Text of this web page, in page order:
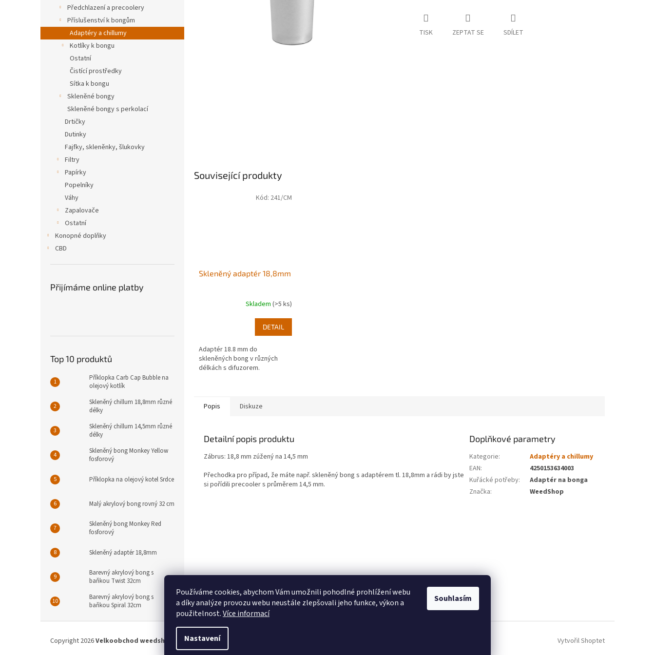
Používáme cookies, abychom Vám umožnili pohodlné prohlížení webu
a díky analýze provozu webu neustále zlepšovali jeho funkce, výkon a
použitelnost.Více informací
Nastavení
Souhlasím
l
Předchlazení a precoolery
Příslušenství k bongům
Adaptéry a chillumy
Kotlíky k bongu
Ostatní
Čistící prostředky
Sítka k bongu
Skleněné bongy
Skleněné bongy s perkolací
Drtičky
Dutinky
Fajfky, skleněnky, šlukovky
Filtry
Papírky
Popelníky
Váhy
Zapalovače
Ostatní
Konopné doplňky
CBD
Přijímáme online platby
Top 10 produktů
Příklopka Carb Cap Bubble na
olejový kotlík
Skleněný chillum 18,8mm různé
délky
Skleněný chillum 14,5mm různé
délky
Skleněný bong Monkey Yellow
fosforový
Příklopka na olejový kotel Srdce
Malý akrylový bong rovný 32 cm
Skleněný bong Monkey Red
fosforový
Skleněný adaptér 18,8mm
Barevný akrylový bong s
baňkou Twist 32cm
Barevný akrylový bong s
baňkou Spiral 32cm
TISK ZEPTAT SE SDÍLET
Související produkty
Skleněný adaptér 18,8mm
Skladem (>5 ks)
DETAIL
Adaptér 18.8 mm do
skleněných bong v různých
délkách s difuzorem.
Kód: 241/CM
Popis Diskuze
Detailní popis produktu
Zábrus: 18,8 mm zúžený na 14,5 mm
Přechodka pro případ, že máte např. skleněný bong s adaptérem tl. 18,8mm a rádi by jste
si pořídili precooler s průměrem 14,5 mm.
Doplňkové parametry
Kategorie:
Adaptéry a chillumy
EAN:
4250153634003
Kuřácké potřeby:
Adaptér na bonga
Značka: WeedShop
Vytvořil Shoptet
Copyright 2026Velkoobchod weedshop.cz . Všechna práva vyhrazena.